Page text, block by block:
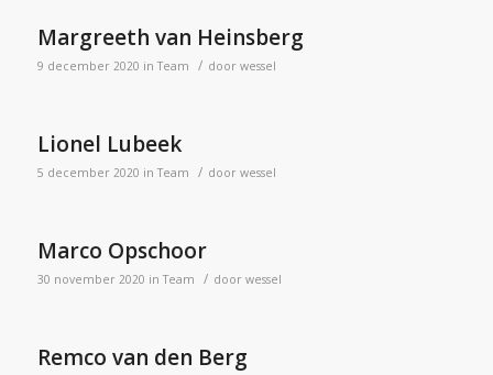
Margreeth van Heinsberg
9 december 2020 inTeam / door wessel
Lionel Lubeek
5 december 2020 inTeam / door wessel
Marco Opschoor
30 november 2020 inTeam / door wessel
Remco van den Berg